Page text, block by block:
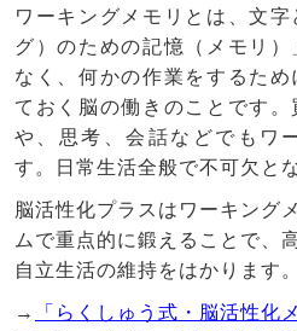
ワーキングメモリとは、文
グ）のための記憶（メモリ
なく、何かの作業をするた
ておく脳の働きのことです
や、思考、会話などでもワ
す。日常生活全般で不可欠と
脳活性化プラスはワーキング
ムで重点的に鍛えることで、
自立生活の維持をはかります。
→
「らくしゅう式・脳活性化